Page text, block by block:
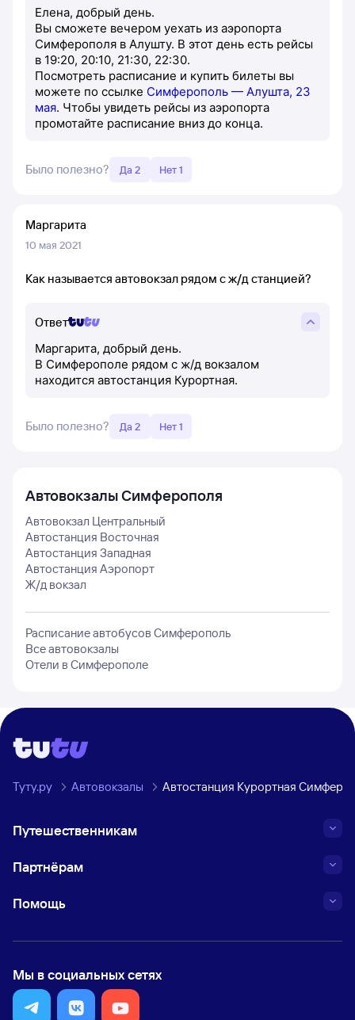
Елена, добрый день.
Вы сможете вечером уехать из аэропорта
Симферополя в Алушту. В этот день есть рейсы
в 19:20, 20:10, 21:30, 22:30.
Посмотреть расписание и купить билеты вы
можете по ссылке Симферополь — Алушта, 23
мая. Чтобы увидеть рейсы из аэропорта
промотайте расписание вниз до конца.
Было полезно? Да 2 Нет 1
Маргарита
10 мая 2021
Как называется автовокзал рядом с ж/д станцией?
Ответ
Маргарита, добрый день.
В Симферополе рядом с ж/д вокзалом
находится автостанция Курортная.
Было полезно? Да 2 Нет 1
АвтовокзалыСимферополя
Автовокзал Центральный
Автостанция Восточная
Автостанция Западная
Автостанция Аэропорт
Ж/д вокзал
Расписание автобусов Симферополь
Все автовокзалы
Отели в Симферополе
Туту.ру Автовокзалы Автостанция Курортная
Путешественникам
Партнёрам
Помощь
Мы в социальных сетях